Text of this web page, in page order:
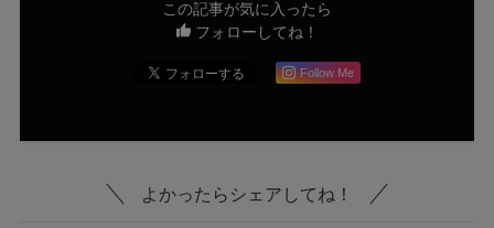
この記事が気に入ったら
フォローしてね！
Follow Me
よかったらシェアしてね！